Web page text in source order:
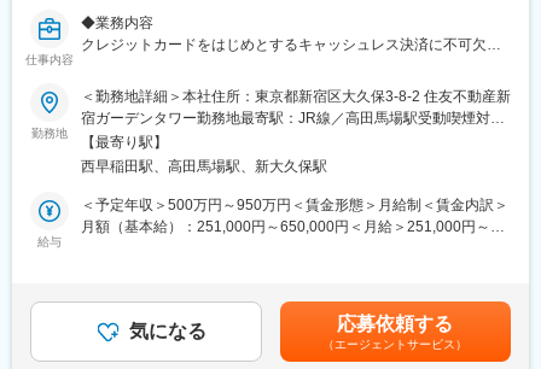
課税、外国子会社合算税制等）
・組織再編対応（M&A、再編対応）
・移転価格対応（事前確認申請対応、新規取引における価格設定
・KDDI連結の税務戦略推進
◆将来的に従事いただく可能性のある業務
・管理会計（部門別採算管理）
・税務（申告、移転価格、デジタル課税対応等）
・業務プロセス改善
■魅力・アピールポイント
通信というインフラ事業を基盤としながら、DXや金融など多様な
仕事内容
◆業務内容
クレジットカードをはじめとするキャッシュレス決済に不可欠な
して経理・税務業務全般等の実務業務や既存業務の改善・効率
化、基幹会計システムの更改進等に従事いただきます。
また、当社は日常の定例業務や月次決算対応は外部委託（常駐）
しており、外部委託の方々を取りまとめる役割も担っていただき
ます。
現在、当社はさらなる事業拡大を進めており、それに伴いバック
オフィスの体制整備と強化に励んでおります。
域等において、手腕を振るっていただくことを期待するポジショ
ンです。
また、当社はJCBグループの中でも重要な立ち位置にあり、非上
勤務地
＜勤務地詳細＞本社住所：東京都新宿区大久保3-8-2 住友不動産新
宿ガーデンタワー勤務地最寄駅：JR線／高田馬場駅受動喫煙対
策：屋内喫煙可能場所あり変更の範囲：会社の定める事業所（リ
モートワーク含む）
【最寄り駅】
西早稲田駅、高田馬場駅、新大久保駅
給与
＜予定年収＞500万円～950万円＜賃金形態＞月給制＜賃金内訳＞
月額（基本給）：251,000円～650,000円＜月給＞251,000円～
ラン年金（企業型確定拠出年金）の掛金として指定の配分で拠出
する選択が可能であり、ライフプラン年金を選択した場合には、
基本給から指定したライフプラン年金相当額を除く。賃金はあく
気になる 応募依頼する
（エージェントサービス）